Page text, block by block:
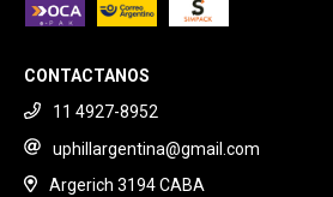
CONTACTANOS
11 4927-8952
uphillargentina@gmail.com
Argerich 3194 CABA